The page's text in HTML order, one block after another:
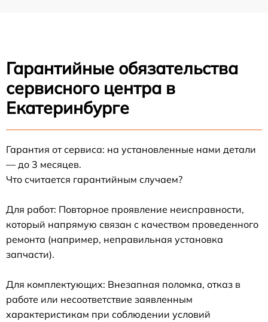
Гарантийные обязательства
сервисного центра в
Екатеринбурге
Гарантия от сервиса: на установленные нами детали
— до 3 месяцев.
Что считается гарантийным случаем?
Для работ: Повторное проявление неисправности,
который напрямую связан с качеством проведенного
ремонта (например, неправильная установка
запчасти).
Для комплектующих: Внезапная поломка, отказ в
работе или несоответствие заявленным
характеристикам при соблюдении условий